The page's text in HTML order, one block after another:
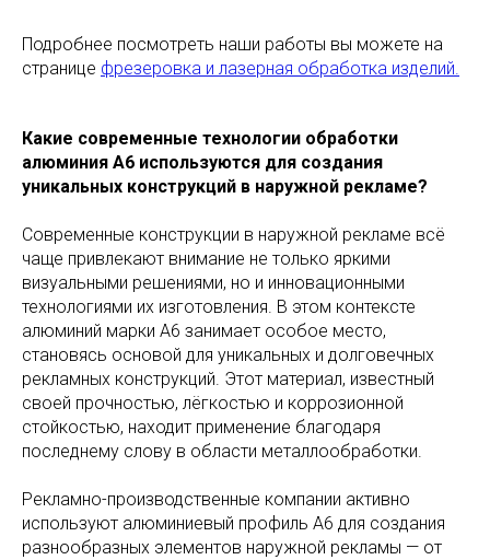
Подробнее посмотреть наши работы вы можете на
странице фрезеровка и лазерная обработка изделий.
Какие современные технологии обработки
алюминия А6 используются для создания
уникальных конструкций в наружной рекламе?
Современные конструкции в наружной рекламе всё
чаще привлекают внимание не только яркими
визуальными решениями, но и инновационными
технологиями их изготовления. В этом контексте
алюминий марки А6 занимает особое место,
становясь основой для уникальных и долговечных
рекламных конструкций. Этот материал, известный
своей прочностью, лёгкостью и коррозионной
стойкостью, находит применение благодаря
последнему слову в области металлообработки.
Рекламно-производственные компании активно
используют алюминиевый профиль А6 для создания
разнообразных элементов наружной рекламы — от